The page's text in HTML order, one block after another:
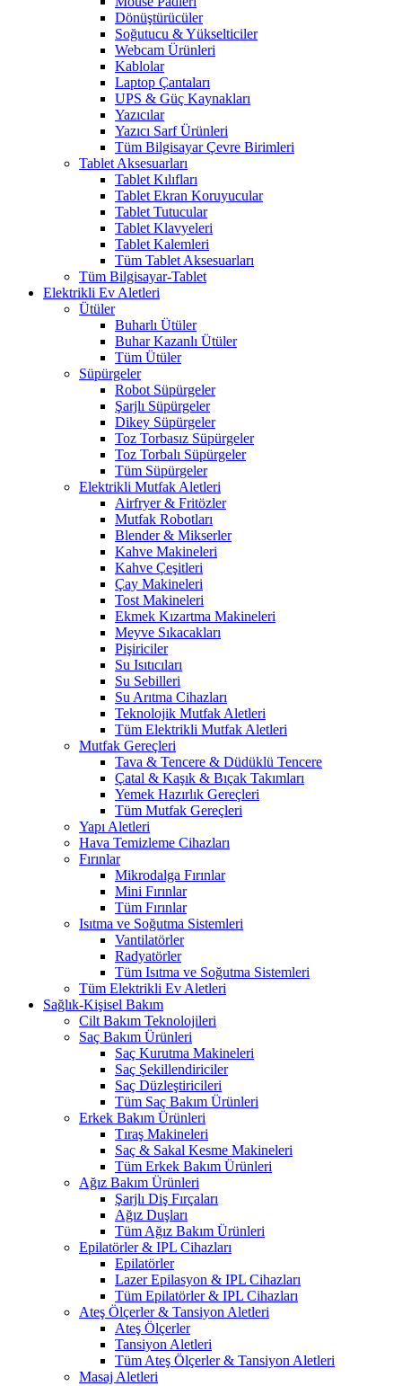
Dönüştürücüler
Soğutucu & Yükselticiler
Webcam Ürünleri
Kablolar
Laptop Çantaları
UPS & Güç Kaynakları
Yazıcılar
Yazıcı Sarf Ürünleri
Tüm Bilgisayar Çevre Birimleri
Tablet Aksesuarları
Tablet Kılıfları
Tablet Ekran Koruyucular
Tablet Tutucular
Tablet Klavyeleri
Tablet Kalemleri
Tüm Tablet Aksesuarları
Tüm Bilgisayar-Tablet
Elektrikli Ev Aletleri
Ütüler
Buharlı Ütüler
Buhar Kazanlı Ütüler
Tüm Ütüler
Süpürgeler
Robot Süpürgeler
Şarjlı Süpürgeler
Dikey Süpürgeler
Toz Torbasız Süpürgeler
Toz Torbalı Süpürgeler
Tüm Süpürgeler
Elektrikli Mutfak Aletleri
Airfryer & Fritözler
Mutfak Robotları
Blender & Mikserler
Kahve Makineleri
Kahve Çeşitleri
Çay Makineleri
Tost Makineleri
Ekmek Kızartma Makineleri
Meyve Sıkacakları
Pişiriciler
Su Isıtıcıları
Su Sebilleri
Su Arıtma Cihazları
Teknolojik Mutfak Aletleri
Tüm Elektrikli Mutfak Aletleri
Mutfak Gereçleri
Tava & Tencere & Düdüklü Tencere
Çatal & Kaşık & Bıçak Takımları
Yemek Hazırlık Gereçleri
Tüm Mutfak Gereçleri
Yapı Aletleri
Hava Temizleme Cihazları
Fırınlar
Mikrodalga Fırınlar
Mini Fırınlar
Tüm Fırınlar
Isıtma ve Soğutma Sistemleri
Vantilatörler
Radyatörler
Tüm Isıtma ve Soğutma Sistemleri
Tüm Elektrikli Ev Aletleri
Sağlık-Kişisel Bakım
Cilt Bakım Teknolojileri
Saç Bakım Ürünleri
Saç Kurutma Makineleri
Saç Şekillendiriciler
Saç Düzleştiricileri
Tüm Saç Bakım Ürünleri
Erkek Bakım Ürünleri
Tıraş Makineleri
Saç & Sakal Kesme Makineleri
Tüm Erkek Bakım Ürünleri
Ağız Bakım Ürünleri
Şarjlı Diş Fırçaları
Ağız Duşları
Tüm Ağız Bakım Ürünleri
Epilatörler & IPL Cihazları
Epilatörler
Lazer Epilasyon & IPL Cihazları
Tüm Epilatörler & IPL Cihazları
Ateş Ölçerler & Tansiyon Aletleri
Ateş Ölçerler
Tansiyon Aletleri
Tüm Ateş Ölçerler & Tansiyon Aletleri
Masaj Aletleri